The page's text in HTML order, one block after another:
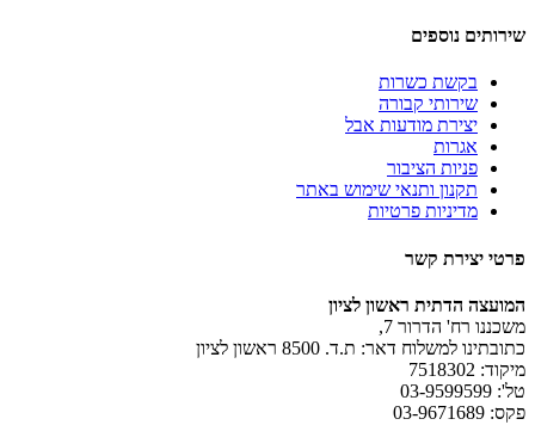
שירותים נוספים
בקשת כשרות
שירותי קבורה
יצירת מודעות אבל
אגרות
פניות הציבור
תקנון ותנאי שימוש באתר
מדיניות פרטיות
פרטי יצירת קשר
המועצה הדתית ראשון לציון
משכננו רח' הדרור 7,
כתובתינו למשלוח דאר: ת.ד. 8500 ראשון לציון
מיקוד: 7518302
טל': 03-9599599
פקס: 03-9671689